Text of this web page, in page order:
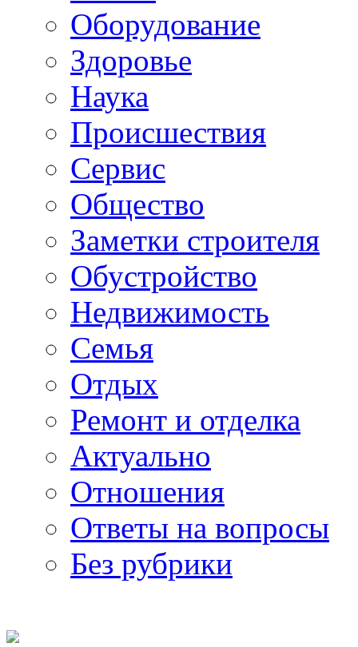
Oборудование
Здоровье
Наука
Происшествия
Сервис
Общество
Заметки строителя
Обустройство
Недвижимость
Семья
Отдых
Ремонт и отделка
Актуально
Отношения
Ответы на вопросы
Без рубрики